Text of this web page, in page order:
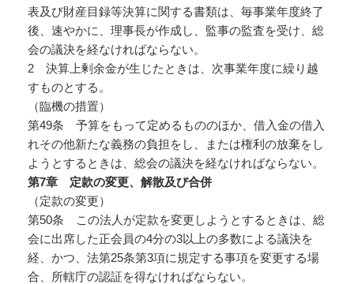
表及び財産目録等決算に関する書類は、毎事業年度終了
後、速やかに、理事長が作成し、監事の監査を受け、総
会の議決を経なければならない。
2 決算上剰余金が生じたときは、次事業年度に繰り越
すものとする。
（臨機の措置）
第49条 予算をもって定めるもののほか、借入金の借入
れその他新たな義務の負担をし、または権利の放棄をし
ようとするときは、総会の議決を経なければならない。
第7章 定款の変更、解散及び合併
（定款の変更）
第50条 この法人が定款を変更しようとするときは、総
会に出席した正会員の4分の3以上の多数による議決を
経、かつ、法第25条第3項に規定する事項を変更する場
合、所轄庁の認証を得なければならない。